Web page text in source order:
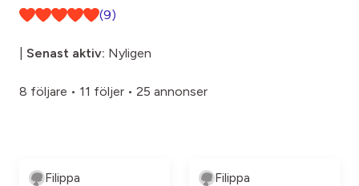
(9)
Senast aktiv: Nyligen
8 följare • 11 följer • 25 annonser
Filippa Filippa